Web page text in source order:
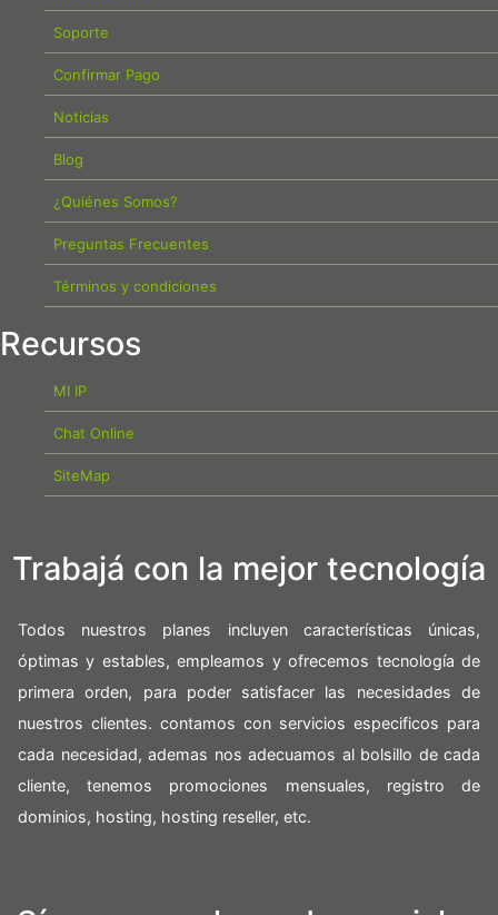
Soporte
Confirmar Pago
Noticias
Blog
¿Quiénes Somos?
Preguntas Frecuentes
Términos y condiciones
Recursos
MI IP
Chat Online
SiteMap
Trabajá con la mejor tecnología
Todos nuestros planes incluyen características únicas,
óptimas y estables, empleamos y ofrecemos tecnología de
primera orden, para poder satisfacer las necesidades de
nuestros clientes. contamos con servicios especificos para
cada necesidad, ademas nos adecuamos al bolsillo de cada
cliente, tenemos promociones mensuales, registro de
dominios, hosting, hosting reseller, etc.